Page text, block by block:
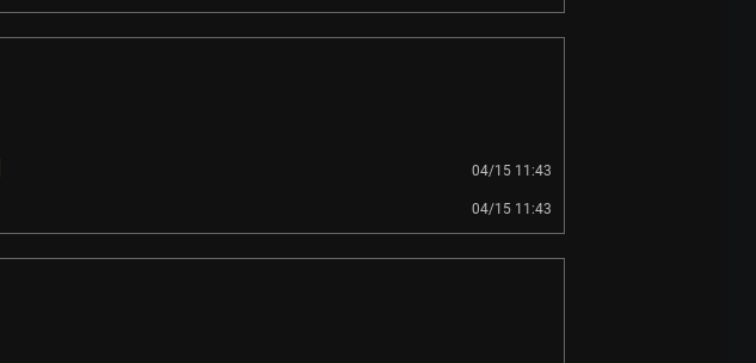
04/15 11:43
04/15 11:43